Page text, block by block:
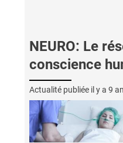
NEURO: Le
conscience
Actualité publiée il y a 9